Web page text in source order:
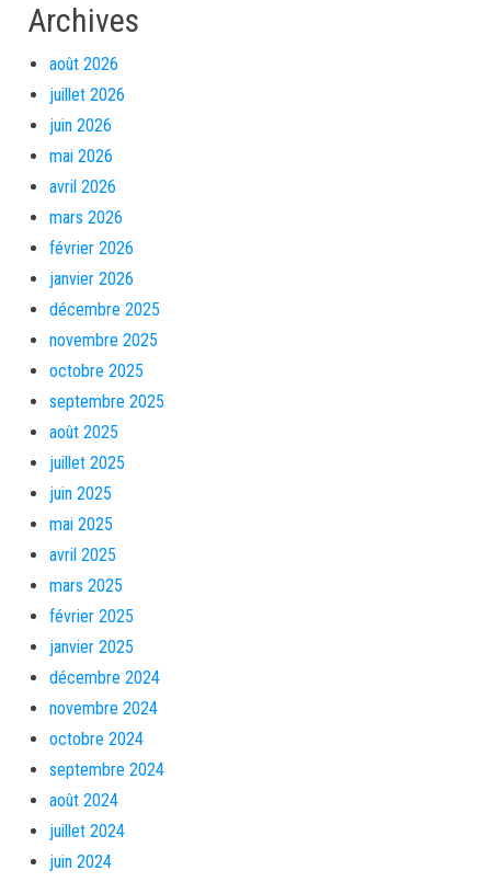
Archives
août 2026
juillet 2026
juin 2026
mai 2026
avril 2026
mars 2026
février 2026
janvier 2026
décembre 2025
novembre 2025
octobre 2025
septembre 2025
août 2025
juillet 2025
juin 2025
mai 2025
avril 2025
mars 2025
février 2025
janvier 2025
décembre 2024
novembre 2024
octobre 2024
septembre 2024
août 2024
juillet 2024
juin 2024